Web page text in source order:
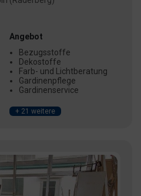
Angebot
Bezugsstoffe
Dekostoffe
Farb- und Lichtberatung
Gardinenpflege
Gardinenservice
+ 21 weitere